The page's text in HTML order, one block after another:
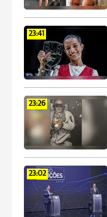
23:41
23:26
23:02